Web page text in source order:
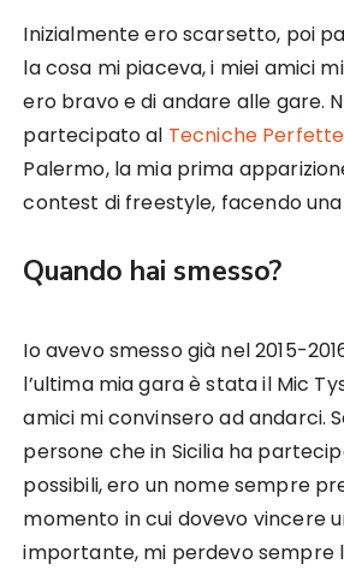
Inizialmente ero scarsetto, poi
la cosa mi piaceva, i miei amici
ero bravo e di andare alle gare.
partecipato al Tecniche Perfette
Palermo, la mia prima
contest di freestyle, facendo
Quando hai smesso?
Io avevo smesso già nel 2015-
l’ultima mia gara è stata il Mic
amici mi convinsero ad andarci.
persone che in Sicilia ha
possibili, ero un nome sempre
momento in cui dovevo vincere
importante, mi perdevo sempre